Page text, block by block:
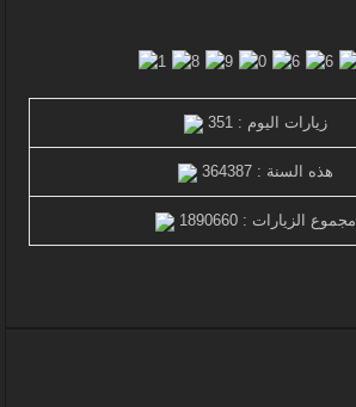
زيارات اليوم : 351
هذه السنة : 364387
مجموع الزيارات : 1890660